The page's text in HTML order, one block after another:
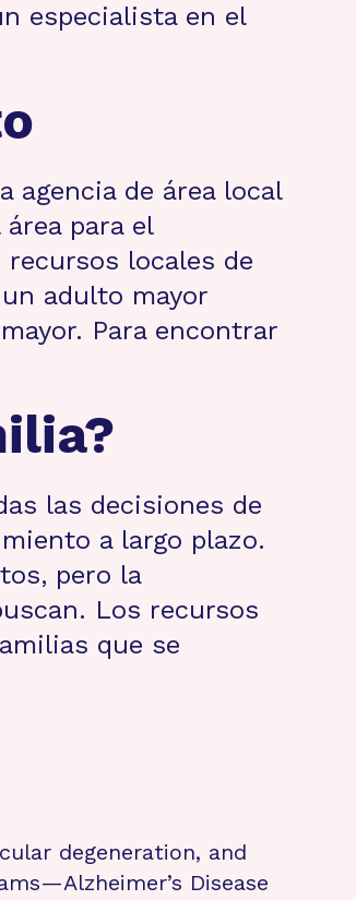
especialista en el
de área local
para el
locales de
adulto mayor
Para encontrar
las decisiones de
a largo plazo.
pero la
Los recursos
que se
degeneration, and
Disease